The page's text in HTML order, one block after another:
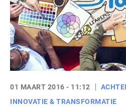
01 MAART 2016 - 11:12
INNOVATIE & TRANSFORMATIE